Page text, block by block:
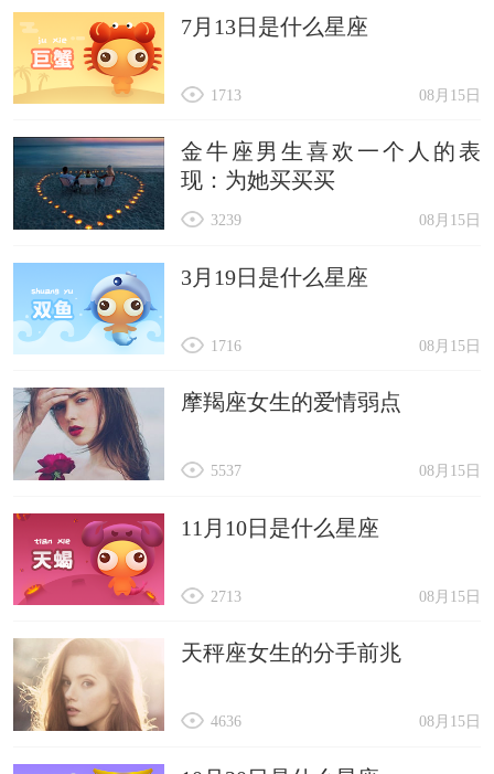
7月13日是什么星座
08月15日
1713
金牛座男生喜欢一个人的表
现：为她买买买
08月15日
3239
3月19日是什么星座
08月15日
1716
摩羯座女生的爱情弱点
08月15日
5537
11月10日是什么星座
08月15日
2713
天秤座女生的分手前兆
08月15日
4636